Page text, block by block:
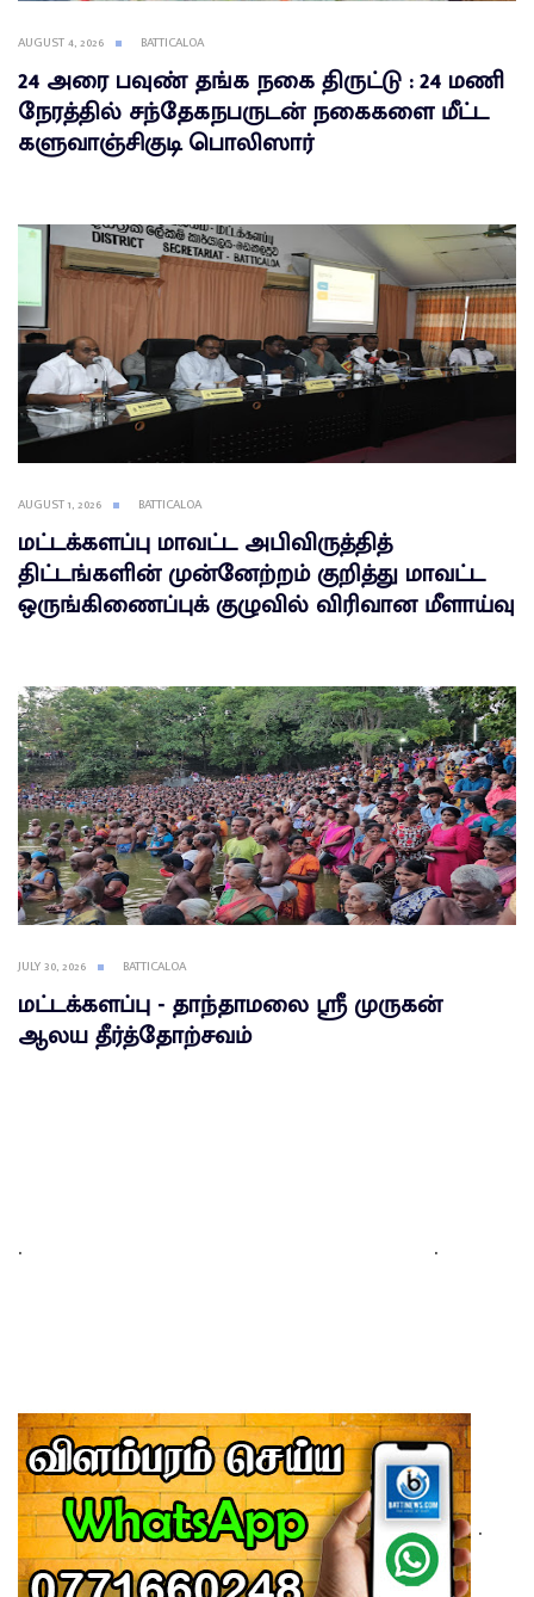
AUGUST 4, 2026 BATTICALOA
24 அரை பவுண் தங்க நகை திருட்டு : 24 மணி
நேரத்தில் சந்தேகநபருடன் நகைகளை மீட்ட
களுவாஞ்சிகுடி பொலிஸார்
AUGUST 1, 2026 BATTICALOA
மட்டக்களப்பு மாவட்ட அபிவிருத்தித்
திட்டங்களின் முன்னேற்றம் குறித்து மாவட்ட
ஒருங்கிணைப்புக் குழுவில் விரிவான மீளாய்வு
JULY 30, 2026 BATTICALOA
மட்டக்களப்பு - தாந்தாமலை ஸ்ரீ முருகன்
ஆலய தீர்த்தோற்சவம்
. .
.